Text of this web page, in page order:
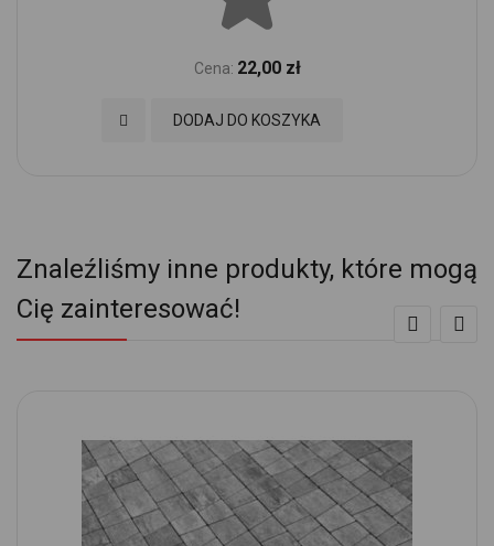
Cena: 22,00 zł
DODAJ DO KOSZYKA
Dodaj do Ulubionych
Znaleźliśmy inne produkty, które mogą
Cię zainteresować!